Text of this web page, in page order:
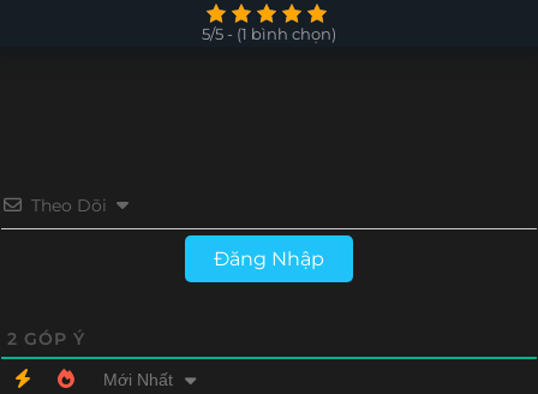
5/5 - (1 bình chọn)
Theo Dõi
Đăng Nhập
2 GÓP Ý
Mới Nhất